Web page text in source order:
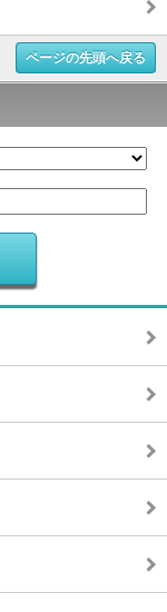
ページの先頭へ戻る